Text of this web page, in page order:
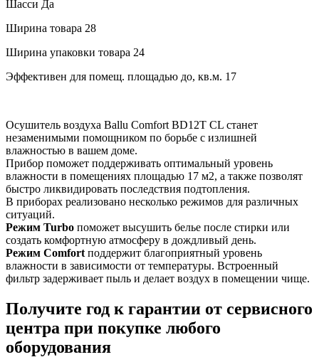
Шасси Да
Ширина товара 28
Ширина упаковки товара 24
Эффективен для помещ. площадью до, кв.м. 17
Осушитель воздуха Ballu Comfort BD12T CL станет
незаменимыми помощником по борьбе с излишней
влажностью в вашем доме.
Прибор поможет поддерживать оптимальный уровень
влажности в помещениях площадью 17 м2, а также позволят
быстро ликвидировать последствия подтопления.
В приборах реализовано несколько режимов для различных
ситуаций.
Режим Turbo поможет высушить белье после стирки или
создать комфортную атмосферу в дождливый день.
Режим Comfort поддержит благоприятный уровень
влажности в зависимости от температуры. Встроенный
фильтр задерживает пыль и делает воздух в помещении чище.
Получите год к гарантии от сервисного
центра при покупке любого
оборудования